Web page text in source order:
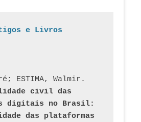
e Livros
civil das
digitais no Brasil:
das plataformas